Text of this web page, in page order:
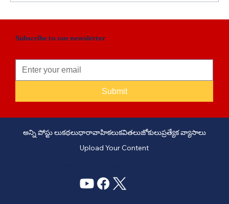
Subscribe to our newsletter
Submit
అన్ని పోస్టు లుకథలుధారావాహికలుకవితలుజోకులుప్రత్యేక వ్యాసాలు
Upload Your Content